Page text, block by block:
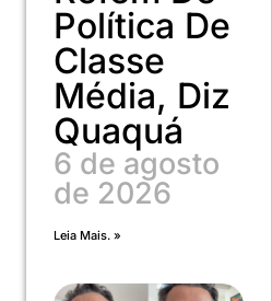
Política De
Classe
Média, Diz
Quaquá
6 de agosto
de 2026
Leia Mais. »